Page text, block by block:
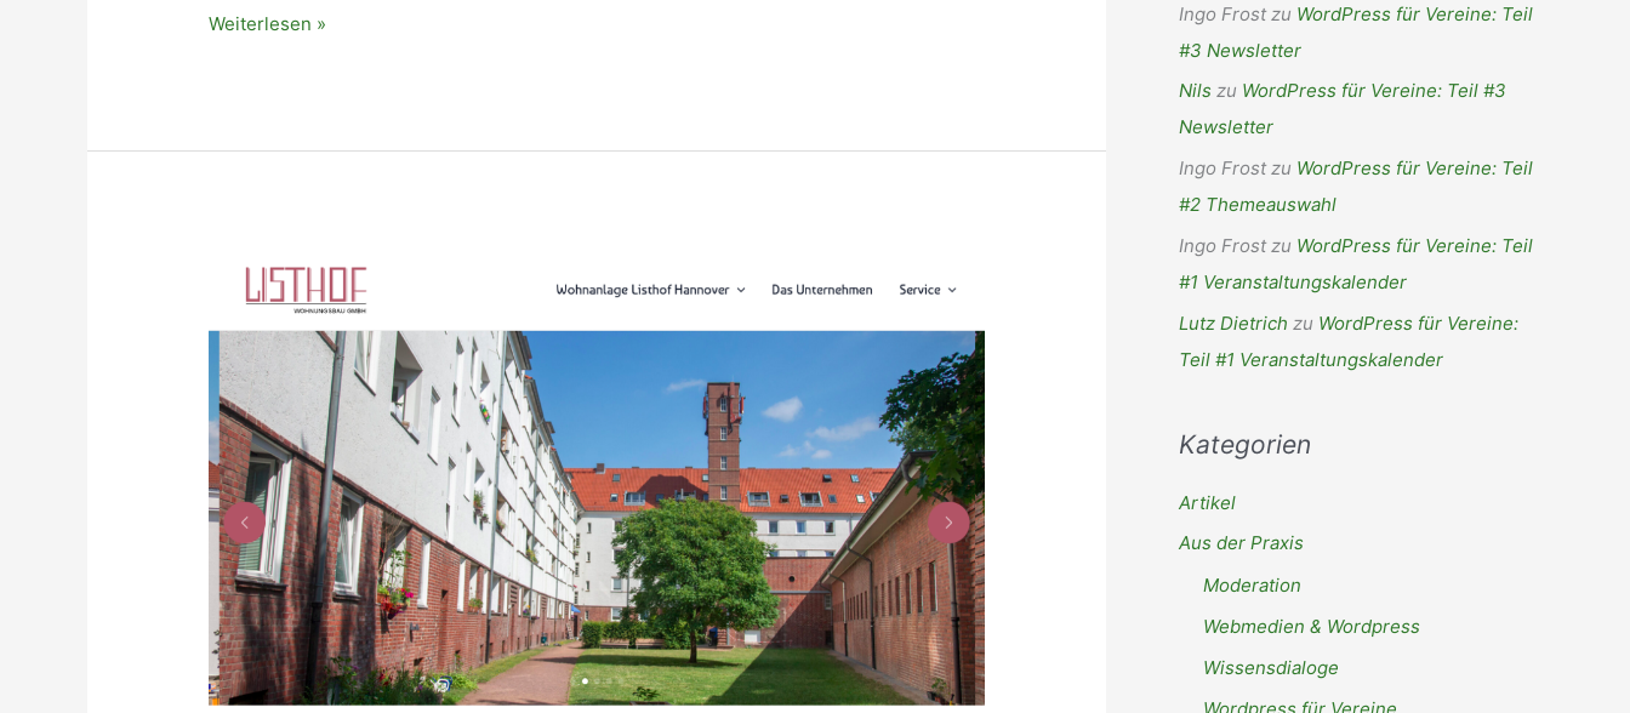
Generationen-
Weiterlesen » Ingo Frostzu WordPress für Vereine: Teil
#3 Newsletter
Nils zu WordPress für Vereine: Teil #3
Newsletter
Ingo Frostzu WordPress für Vereine: Teil
#2 Themeauswahl
Ingo Frostzu WordPress für Vereine: Teil
#1 Veranstaltungskalender
Lutz Dietrich zu WordPress für Vereine:
Teil #1 Veranstaltungskalender
Kategorien
Artikel
Aus der Praxis
Moderation
Webmedien & Wordpress
Wissensdialoge